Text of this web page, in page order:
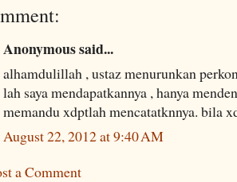
Anonymous said...
alhamdulillah , ustaz menurunkan
lah saya mendapatkannya , hanya
memandu xdptlah mencatatknnya. bila
August 22, 2012 at 9:40 AM
a Comment